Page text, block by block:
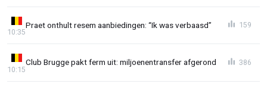
Praet onthult resem aanbiedingen: “Ik was verbaasd”
10:35
159
Club Brugge pakt ferm uit: miljoenentransfer afgerond
10:15
386